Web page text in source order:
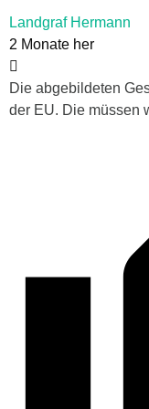
Landgraf Hermann
2 Monate her
Die abgebildeten
der EU. Die müssen